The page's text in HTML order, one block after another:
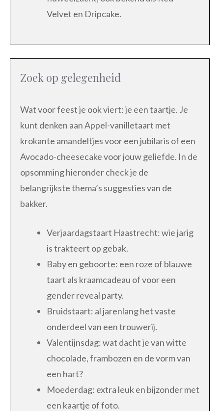
Velvet en Dripcake.
Zoek op gelegenheid
Wat voor feest je ook viert: je een taartje. Je
kunt denken aan Appel-vanilletaart met
krokante amandeltjes voor een jubilaris of een
Avocado-cheesecake voor jouw geliefde. In de
opsomming hieronder check je de
belangrijkste thema’s suggesties van de
bakker.
Verjaardagstaart Haastrecht: wie jarig
is trakteert op gebak.
Baby en geboorte: een roze of blauwe
taart als kraamcadeau of voor een
gender reveal party.
Bruidstaart: al jarenlang het vaste
onderdeel van een trouwerij.
Valentijnsdag: wat dacht je van witte
chocolade, frambozen en de vorm van
een hart?
Moederdag: extra leuk en bijzonder met
een kaartje of foto.